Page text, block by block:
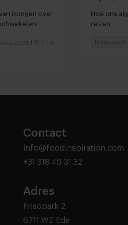
Dongen over
2026 7 min
Hoe ons
reizen
Restaurants
Contact
info@foodinspiration.com
+31 318 49 31 32
Adres
Frisopark 2
6711 WZ Ede